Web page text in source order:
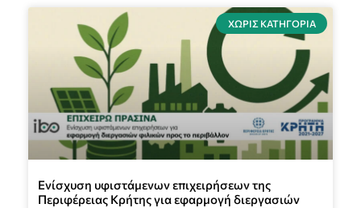
ΧΩΡΊΣ ΚΑΤΗΓΟΡΊΑ
Ενίσχυση υφιστάμενων επιχειρήσεων της
Περιφέρειας Κρήτης για εφαρμογή διεργασιών